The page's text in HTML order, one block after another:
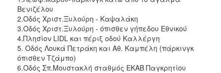
ΠΟΛΗ
Βενιζέλου
2.Οδός Χριστ.Ξυλούρη - Καψαλάκη
3.Οδός Χριστ.Ξυλούρη - όπισθεν γήπεδου Εθνικού
4.Πλησίον LIDL και πέριξ οδού Καλλέργη
5. Οδός Λουκά Πετράκη και Αθ. Καμπέλη (πάρκινγκ
όπισθεν Τζάμπο)
6.Οδός Σπ.Μουστακλή σταθμός ΕΚΑΒ Παγκρητίου